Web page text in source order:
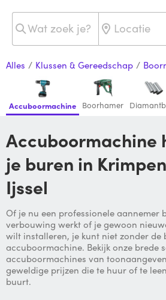
Alles / Klussen & Gereedschap /
Accuboormachine Boorhamer
Accuboormachine huren van
je buren in
Ijssel
Of je nu een professionele aannemer
verbouwing werkt of je gewoon
wilt installeren, je kunt niet zonder de
accuboormachine. Bekijk onze brede
accuboormachines van
geweldige prijzen die te huur of te
buurt.